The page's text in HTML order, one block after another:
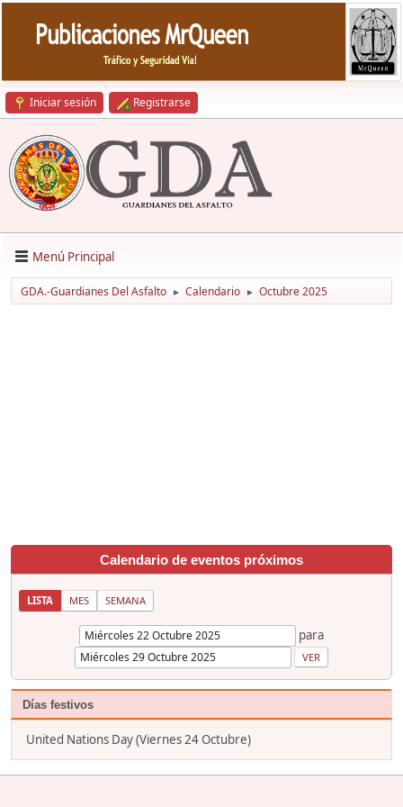
Iniciar sesión Registrarse
Menú Principal
GDA.-Guardianes Del Asfalto ► Calendario ► Octubre 2025
Calendario de eventos próximos
LISTA MES SEMANA
para
Días festivos
United Nations Day (Viernes 24 Octubre)